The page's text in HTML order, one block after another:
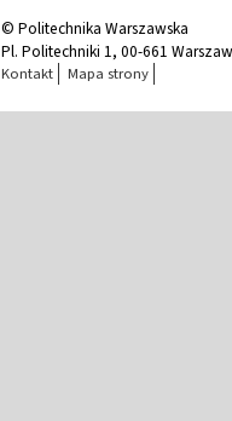
© Politechnika Warszawska
Pl. Politechniki 1, 00-661
Kontakt Mapa strony